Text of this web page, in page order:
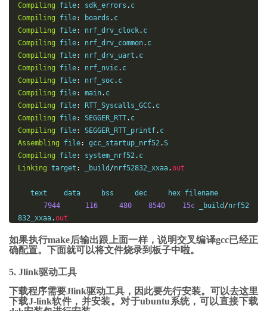
Compiling
file: sdk_errors .
Compiling
file: boards .
Compiling
file: nrf_drv_clock.
Compiling
file: nrf_drv_common.
Compiling
file: nrf_drv_uart .
Compiling
file: nrf_nvic.
Compiling
file: nrf_soc.
Compiling
file: main.
Compiling
file: RTT_Syscalls_GCC.
Compiling
file: SEGGER_RTT.
Compiling
file: SEGGER_RTT_printf.
Assembling
file: gcc_startup_nrf52.
Compiling
file: system_nrf52.
Linking target : _build /nrf52832_xxaa.out
   text
data
     bss     dec     hex filename
7944
116 480 8540 15c _build /nrf52
832_xxaa.out
Preparing: _build/nrf52832_xxaa.hex
Preparing : _build/ nrf52832_xxaa . bin
如果执行make后输出跟上面一样，说明交叉编译gcc已经正
确配置。下面就可以将文件烧录到板子中啦。
5. Jlink驱动工具
下载程序需要Jlink驱动工具，因此要先行安装。可以去这里
下载J-link软件，并安装。对于ubuntu系统，可以直接下载